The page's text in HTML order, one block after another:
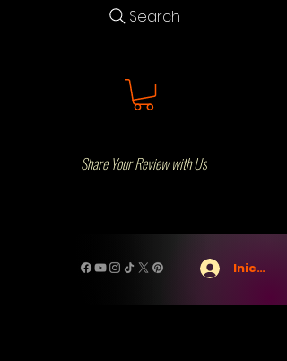
Search
Share Your Review with Us
Iniciar